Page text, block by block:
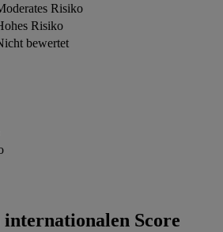
Risiko
Risiko
bewertet
Score